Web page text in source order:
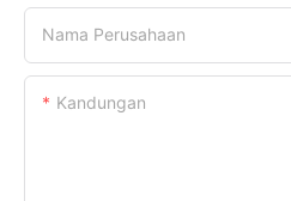
Nama Perusahaan
Kandungan